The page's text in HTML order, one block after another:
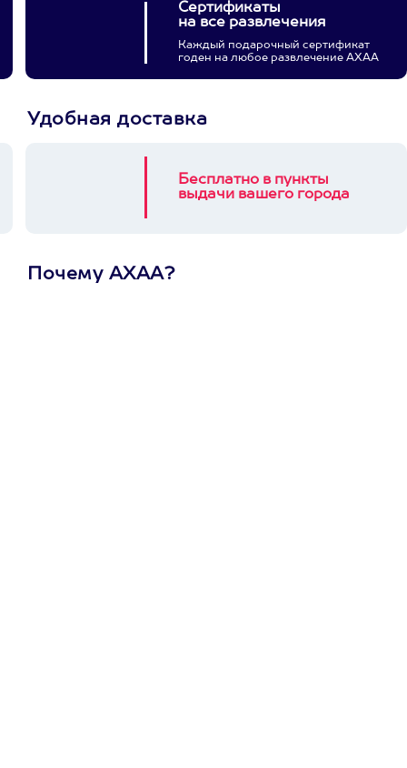
Сертификаты
на все развлечения
Каждый подарочный сертификат
годен на любое развлечение АХАА
Удобная доставка
Бесплатно в пункты
выдачи вашего города
Почему АХАА?